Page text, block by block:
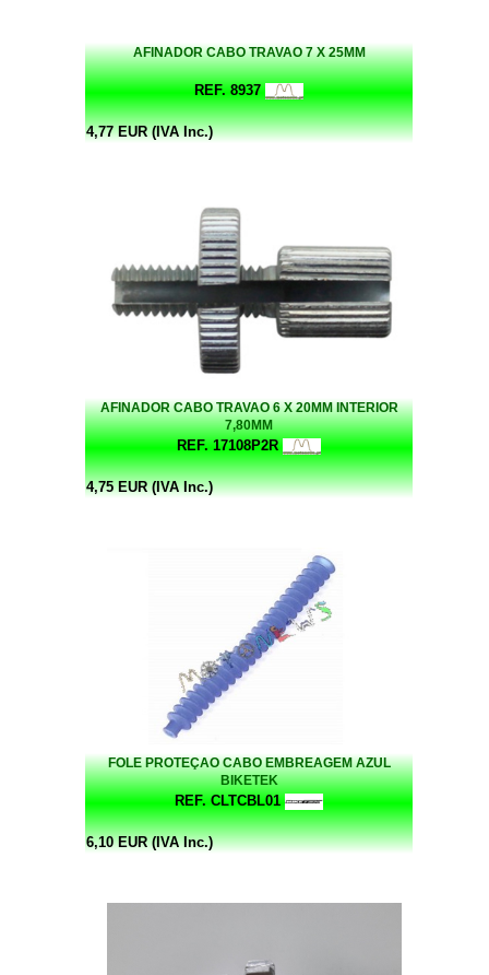
AFINADOR CABO TRAVAO 7 X 25MM
REF. 8937
4,77 EUR (IVA Inc.)
AFINADOR CABO TRAVAO 6 X 20MM INTERIOR
7,80MM
REF. 17108P2R
4,75 EUR (IVA Inc.)
FOLE PROTEÇAO CABO EMBREAGEM AZUL
BIKETEK
REF. CLTCBL01
6,10 EUR (IVA Inc.)